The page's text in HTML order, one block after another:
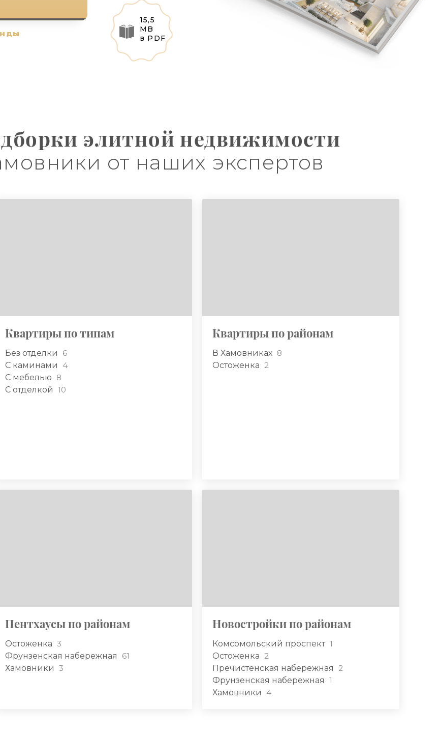
15,5
MB
в PDF
элитной недвижимости
от наших экспертов
Квартиры по типам
Без отделки
6
С каминами
4
С мебелью 8
С отделкой 10
Квартиры по районам
В Хамовниках 8
Остоженка 2
Пентхаусы по районам
Остоженка 3
Фрунзенская набережная
61
Хамовники 3
Новостройки по районам
Комсомольский проспект 1
Остоженка 2
Пречистенская набережная
2
Фрунзенская набережная 1
Хамовники
4